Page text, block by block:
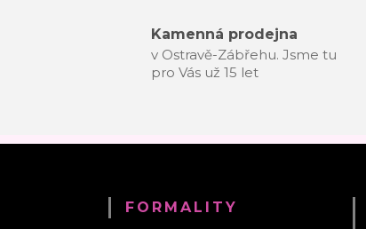
Kamenná prodejna
v Ostravě-Zábřehu. Jsme tu
pro Vás už 15 let
FORMALITY